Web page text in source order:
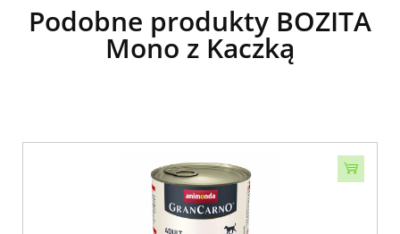
Podobne produkty BOZITA
Mono z Kaczką